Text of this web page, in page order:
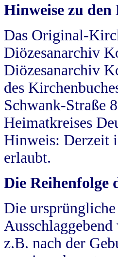
Hinweise zu
Das Original-
Diözesanarchiv
Diözesanarchiv
des
Schwank-Straße
Heimatkreises
Hinweis: Derzeit
erlaubt.
Die Reihenfolge
Die
z.B. nach der